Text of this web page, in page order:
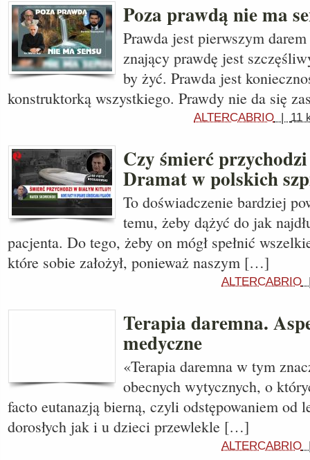
Poza prawdą nie ma
Prawda jest pierwszym
znający prawdę jest
by żyć. Prawda jest
konstruktorką wszystkiego. Prawdy nie da się
ALTERCABRIO | 11
Czy śmierć
Dramat w polskich
To doświadczenie bardziej
temu, żeby dążyć do jak
pacjenta. Do tego, żeby on mógł spełnić
które sobie założył, ponieważ naszym […]
ALTERCABRIO
Terapia daremna.
medyczne
«Terapia daremna w tym
obecnych wytycznych, o
facto eutanazją bierną, czyli odstępowaniem od
dorosłych jak i u dzieci przewlekle […]
ALTERCABRIO